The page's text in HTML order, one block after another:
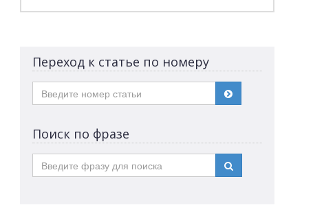
Переход к статье по номеру
Поиск по фразе